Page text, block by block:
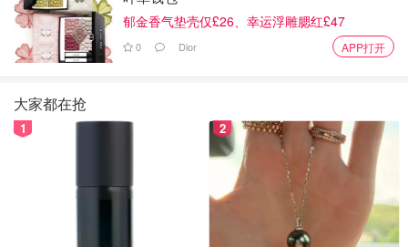
图片来自于@腾讯网，版权属于原作者
为了方便大家更直观的对比，圈妹用一张腿型图给大家做了
以买6/8孔鞋
了，因为它相对来讲不挑腿型和身高。像我一样小粗腿的妹
子们也可以选择6/8孔。那么3孔鞋子呢其实虽然说没有修饰
腿型的效果，可是大家有时候都需要一双靠谱较为正式的小
皮鞋，或者想穿的日系甜美一些3孔的鞋子相对来说就没有
郁金香气垫壳仅£26、幸运浮雕腮红£47
0 Dior APP打开
大家都在抢
1 2